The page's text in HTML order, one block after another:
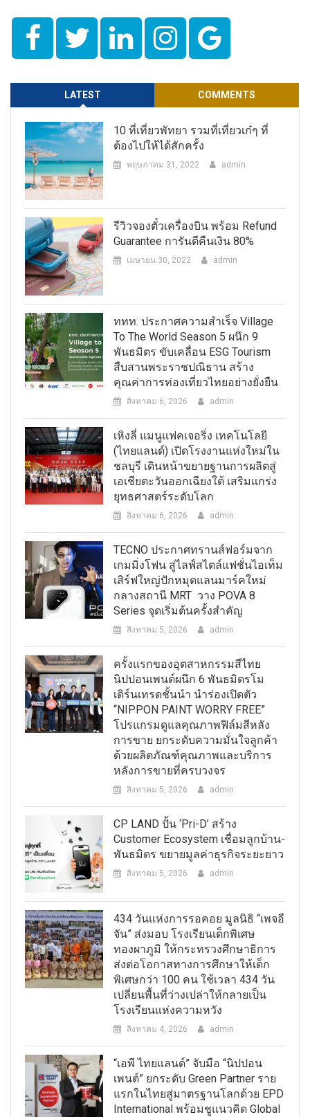
LATEST COMMENTS
10 ที่เที่ยวพัทยา รวมที่เที่ยวเก๋ๆ ที่
ต้องไปให้ได้สักครั้ง
พฤษภาคม 31, 2022 admin
รีวิวจองตั๋วเครื่องบิน พร้อม Refund
Guarantee การันตีคืนเงิน 80%
เมษายน 30, 2022 admin
ททท. ประกาศความสำเร็จ Village
To The World Season 5 ผนึก 9
พันธมิตร ขับเคลื่อน ESG Tourism
สืบสานพระราชปณิธาน สร้าง
คุณค่าการท่องเที่ยวไทยอย่างยั่งยืน
สิงหาคม 6, 2026 admin
เหิงลี่ แมนูแฟคเจอริ่ง เทคโนโลยี
(ไทยแลนด์) เปิดโรงงานแห่งใหม่ใน
ชลบุรี เดินหน้าขยายฐานการผลิตสู่
เอเชียตะวันออกเฉียงใต้ เสริมแกร่ง
ยุทธศาสตร์ระดับโลก
สิงหาคม 6, 2026 admin
TECNO ประกาศทรานส์ฟอร์มจาก
เกมมิ่งโฟน สู่ไลฟ์สไตล์แฟชั่นไอเท็ม
เสิร์ฟใหญ่ปักหมุดแลนมาร์คใหม่
กลางสถานี MRT วาง POVA 8
Series จุดเริ่มต้นครั้งสำคัญ
สิงหาคม 5, 2026 admin
ครั้งแรกของอุตสาหกรรมสีไทย
นิปปอนเพนต์ผนึก 6 พันธมิตรโม
เดิร์นเทรดชั้นนำ นำร่องเปิดตัว
“NIPPON PAINT WORRY FREE”
โปรแกรมดูแลคุณภาพฟิล์มสีหลัง
การขาย ยกระดับความมั่นใจลูกค้า
ด้วยผลิตภัณฑ์คุณภาพและบริการ
หลังการขายที่ครบวงจร
สิงหาคม 5, 2026 admin
CP LAND ปั้น ‘Pri-D’ สร้าง
Customer Ecosystem เชื่อมลูกบ้าน-
พันธมิตร ขยายมูลค่าธุรกิจระยะยาว
สิงหาคม 5, 2026 admin
434 วันแห่งการรอคอย มูลนิธิ “เพจอี
จัน” ส่งมอบ โรงเรียนเด็กพิเศษ
ทองผาภูมิ ให้กระทรวงศึกษาธิการ
ส่งต่อโอกาสทางการศึกษาให้เด็ก
พิเศษกว่า 100 คน ใช้เวลา 434 วัน
เปลี่ยนพื้นที่ว่างเปล่าให้กลายเป็น
โรงเรียนแห่งความหวัง
สิงหาคม 4, 2026 admin
“เอพี ไทยแลนด์” จับมือ “นิปปอน
เพนต์” ยกระดับ Green Partner ราย
แรกในไทยสู่มาตรฐานโลกด้วย EPD
International พร้อมชูแนวคิด Global